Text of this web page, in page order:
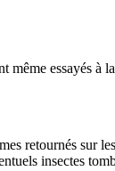
même essayés à
retournés sur
insectes